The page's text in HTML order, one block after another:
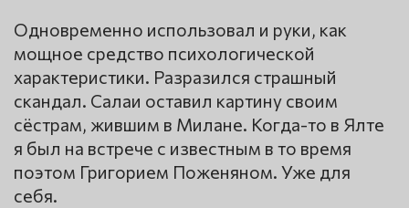
Одновременно использовал и руки, как
мощное средство психологической
характеристики. Разразился страшный
скандал. Салаи оставил картину своим
сёстрам, жившим в Милане. Когда-то в Ялте
я был на встрече с известным в то время
поэтом Григорием Поженяном. Уже для
себя.